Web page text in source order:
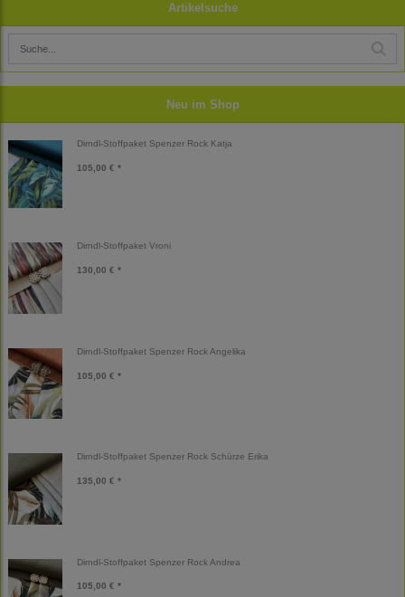
Artikelsuche
Neu im Shop
Dirndl-Stoffpaket Spenzer Rock Katja
105,00 € *
Dirndl-Stoffpaket Vroni
130,00 € *
Dirndl-Stoffpaket Spenzer Rock Angelika
105,00 € *
Dirndl-Stoffpaket Spenzer Rock Schürze Erika
135,00 € *
Dirndl-Stoffpaket Spenzer Rock Andrea
105,00 € *